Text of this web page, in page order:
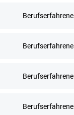
Berufserfahrene
Berufserfahrene
Berufserfahrene
Berufserfahrene